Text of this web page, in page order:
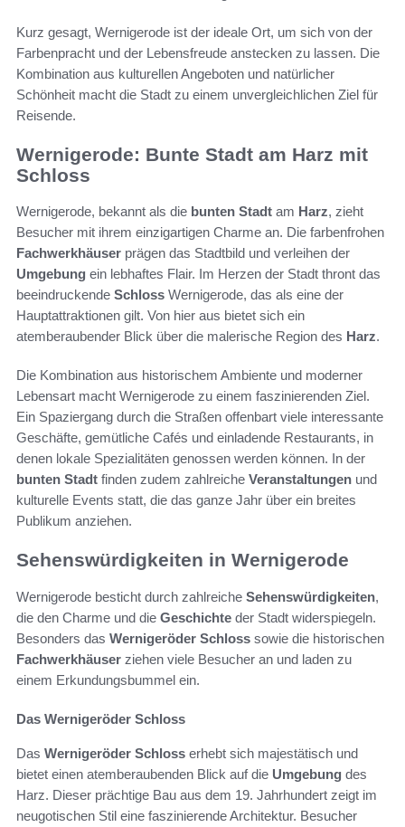
Kurz gesagt, Wernigerode ist der ideale Ort, um sich von der
Farbenpracht und der Lebensfreude anstecken zu lassen. Die
Kombination aus kulturellen Angeboten und natürlicher
Schönheit macht die Stadt zu einem unvergleichlichen Ziel für
Reisende.
Wernigerode: Bunte Stadt am Harz mit
Schloss
Wernigerode, bekannt als die bunten Stadt am Harz, zieht
Besucher mit ihrem einzigartigen Charme an. Die farbenfrohen
Fachwerkhäuser prägen das Stadtbild und verleihen der
Umgebung ein lebhaftes Flair. Im Herzen der Stadt thront das
beeindruckende Schloss Wernigerode, das als eine der
Hauptattraktionen gilt. Von hier aus bietet sich ein
atemberaubender Blick über die malerische Region des Harz.
Die Kombination aus historischem Ambiente und moderner
Lebensart macht Wernigerode zu einem faszinierenden Ziel.
Ein Spaziergang durch die Straßen offenbart viele interessante
Geschäfte, gemütliche Cafés und einladende Restaurants, in
denen lokale Spezialitäten genossen werden können. In der
bunten Stadt finden zudem zahlreiche Veranstaltungen und
kulturelle Events statt, die das ganze Jahr über ein breites
Publikum anziehen.
Sehenswürdigkeiten in Wernigerode
Wernigerode besticht durch zahlreiche Sehenswürdigkeiten,
die den Charme und die Geschichte der Stadt widerspiegeln.
Besonders das Wernigeröder Schloss sowie die historischen
Fachwerkhäuser ziehen viele Besucher an und laden zu
einem Erkundungsbummel ein.
Das Wernigeröder Schloss
Das Wernigeröder Schloss erhebt sich majestätisch und
bietet einen atemberaubenden Blick auf die Umgebung des
Harz. Dieser prächtige Bau aus dem 19. Jahrhundert zeigt im
neugotischen Stil eine faszinierende Architektur. Besucher